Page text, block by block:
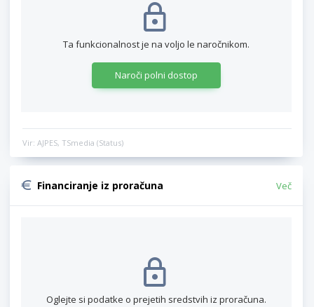
Ta funkcionalnost je na voljo le naročnikom.
Naroči polni dostop
Vir: AJPES, TSmedia (Status)
Financiranje iz proračuna Več
Oglejte si podatke o prejetih sredstvih iz proračuna.